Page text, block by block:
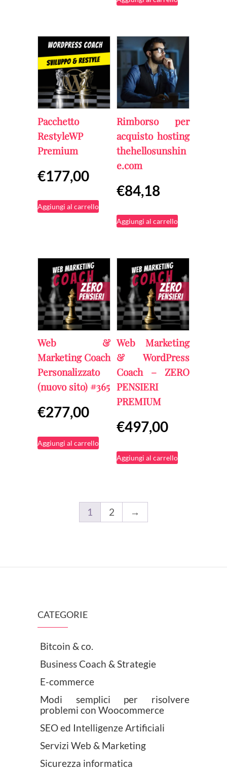
è:
Pacchetto
RestyleWP
Premium
€177,00
Aggiungi al carrello
Rimborso per
acquisto hosting
thehellosunshin
e.com
€84,18
Aggiungi al carrello
Web &
Marketing Coach
Personalizzato
(nuovo sito) #365
€277,00
Aggiungi al carrello
Web Marketing
& WordPress
Coach – ZERO
PENSIERI
PREMIUM
€497,00
Aggiungi al carrello
1 2 →
CATEGORIE
Bitcoin & co.
Business Coach & Strategie
E-commerce
Modi semplici per risolvere
problemi con Woocommerce
SEO ed Intelligenze Artificiali
Servizi Web & Marketing
Sicurezza informatica